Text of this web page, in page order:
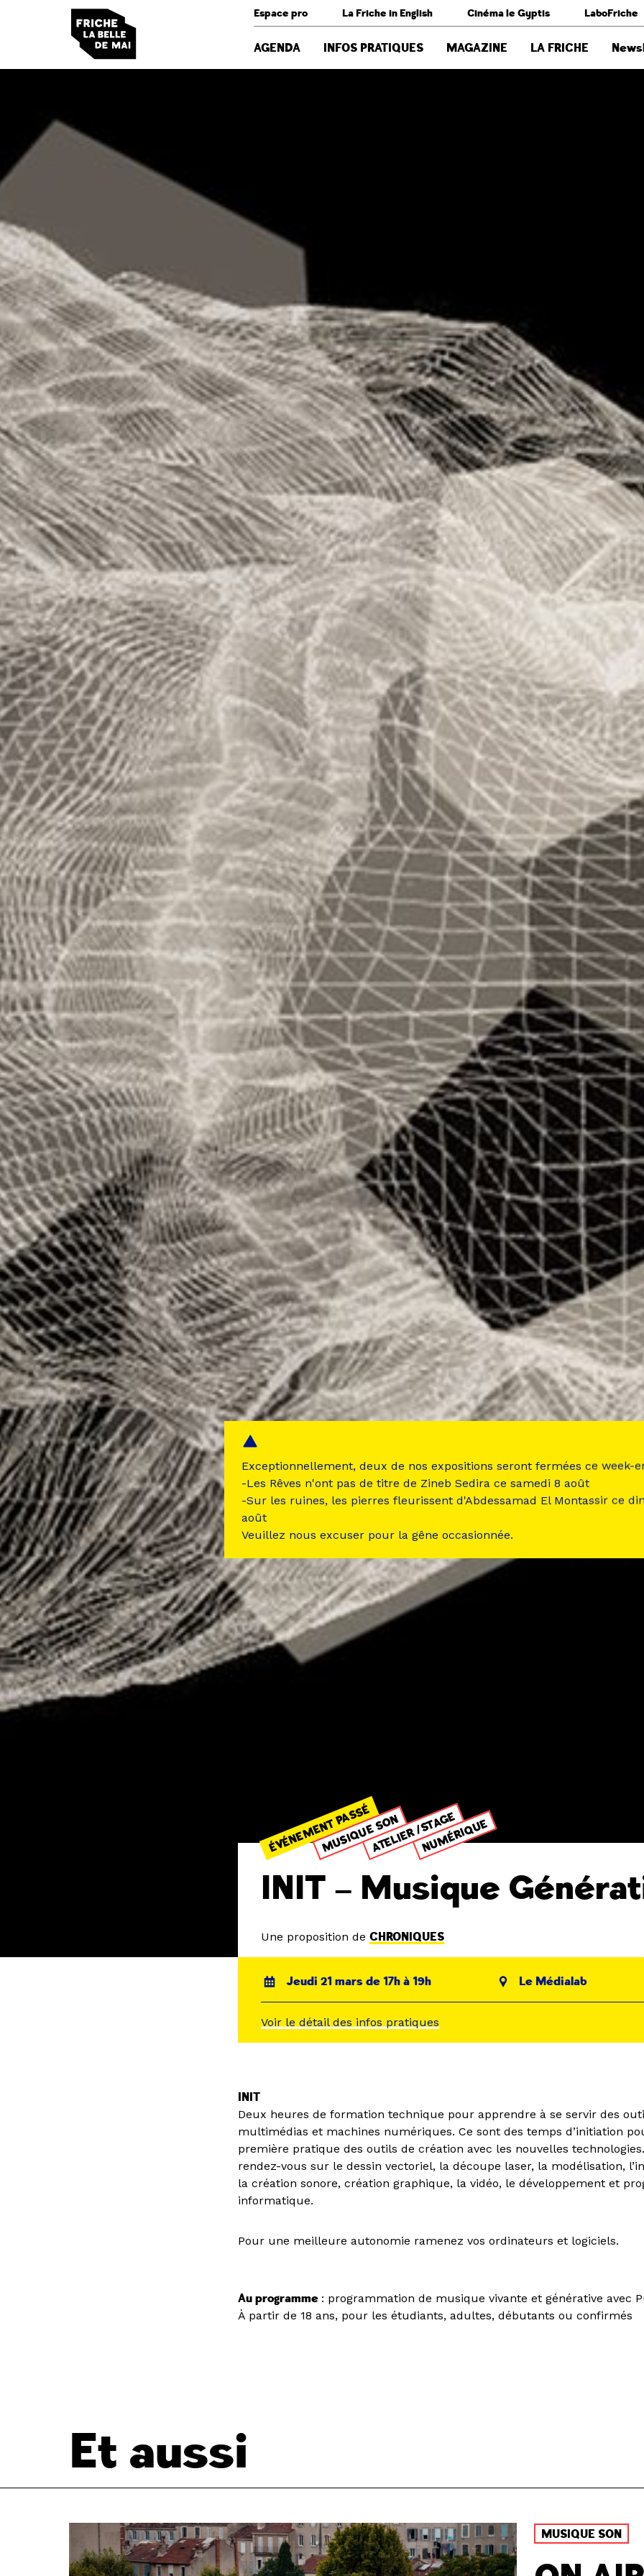
Espace pro La Friche in English Cinéma le Gyptis LaboFriche
AGENDA INFOS PRATIQUES MAGAZINE LA FRICHE
ÉVÉNEMENT PASSÉ
MUSIQUE SONATELIER /STAGE
NUMÉRIQUE
INIT – Musique
Une proposition deCHRONIQUES
Jeudi 21 mars de 17h à 19h Le Médialab
Voir le détail des infos pratiques
INIT
Deux heures de formation technique pour apprendre à se servir des
multimédias et machines numériques. Ce sont des temps d’initiation
première pratique des outils de création avec les nouvelles
rendez-vous sur le dessin vectoriel, la découpe laser, la modélisation,
la création sonore, création graphique, la vidéo, le développement et
informatique.
Pour une meilleure autonomie ramenez vos ordinateurs et logiciels.
Au programme : programmation de musique vivante et générative avec
À partir de 18 ans, pour les étudiants, adultes, débutants ou confirmés
Et aussi
MUSIQUE SON
Exceptionnellement, deux de nos expositions seront fermées ce week-
-Les Rêves n'ont pas de titre de Zineb Sedira ce samedi 8 août
-Sur les ruines, les pierres fleurissent d'Abdessamad El Montassir ce
août
Veuillez nous excuser pour la gêne occasionnée.
Panneau de gestion des cookies